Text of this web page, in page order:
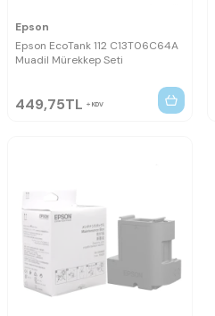
Epson
Epson EcoTank 112 C13T06C64A
Muadil Mürekkep Seti
449,75TL KDV